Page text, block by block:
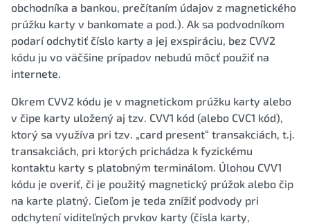
obchodníka a bankou, prečítaním údajov z magnetického
prúžku karty v bankomate a pod.). Ak sa podvodníkom
podarí odchytiť číslo karty a jej exspiráciu, bez CVV2
kódu ju vo väčšine prípadov nebudú môcť použiť na
internete.
Okrem CVV2 kódu je v magnetickom prúžku karty alebo
v čipe karty uložený aj tzv. CVV1 kód (alebo CVC1 kód),
ktorý sa využíva pri tzv. „card present“ transakciách, t.j.
transakciách, pri ktorých prichádza k fyzickému
kontaktu karty s platobným terminálom. Úlohou CVV1
kódu je overiť, či je použitý magnetický prúžok alebo čip
na karte platný. Cieľom je teda znížiť podvody pri
odchytení viditeľných prvkov karty (čísla karty,